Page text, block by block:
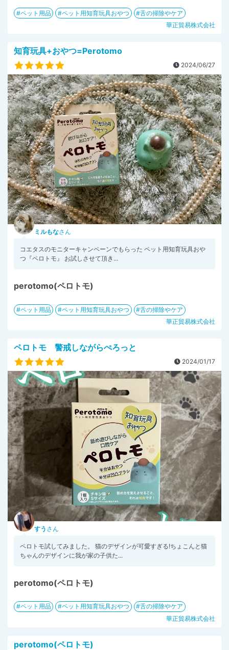
ペット用品 ペット用知育玩具おやつ
舌の掃除やケア
華正貿易株式会社
知育玩具+おやつ=Perotomo
2024/06/27
ミルもなさん
コエタスのモニターキャンペーンでもらった ペット用知育玩具おや
つ『ペロトモ』 お試しさせて頂き...
perotomo(ペロトモ)
ペット用品 ペット用知育玩具おやつ
舌の掃除やケア
華正貿易株式会社
ペロトモ 警戒しながらぺろっと
2024/01/17
すう さん
ペロトモ試してみました。 猫のデザインが可愛すぎる!ちょこんと猫
ちゃんのデザインに我が家の子供た...
perotomo(ペロトモ)
ペット用品 ペット用知育玩具おやつ
舌の掃除やケア
華正貿易株式会社
perotomo(ペロトモ)